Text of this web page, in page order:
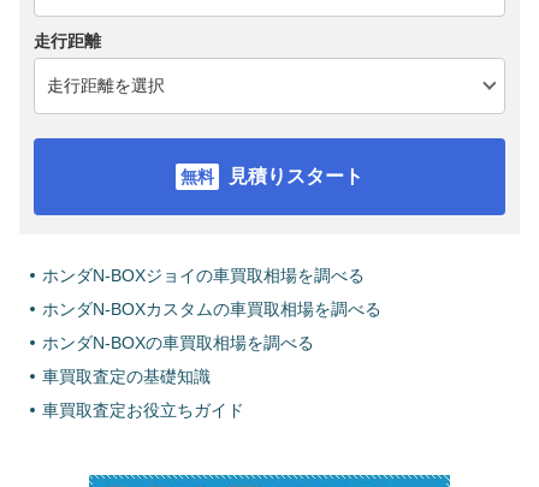
走行距離
見積りスタート
ホンダN-BOXジョイの車買取相場を調べる
ホンダN-BOXカスタムの車買取相場を調べる
ホンダN-BOXの車買取相場を調べる
車買取査定の基礎知識
車買取査定お役立ちガイド